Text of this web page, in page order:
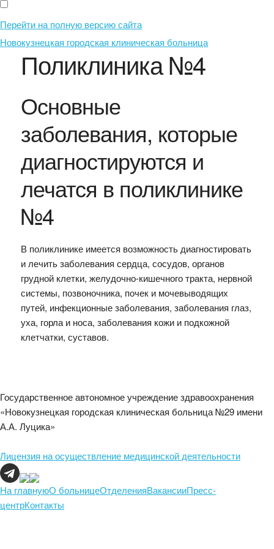
Перейти на полную версию сайта
Новокузнецкая городская клиническая больница
Поликлиника №4
Основные
заболевания, которые
диагностируются и
лечатся в поликлинике
№4
В поликлинике имеется возможность диагностировать
и лечить заболевания сердца, сосудов, органов
грудной клетки, желудочно-кишечного тракта, нервной
системы, позвоночника, почек и мочевыводящих
путей, инфекционные заболевания, заболевания глаз,
уха, горла и носа, заболевания кожи и подкожной
клетчатки, суставов.
Государственное автономное учреждение здравоохранения
«Новокузнецкая городская клиническая больница №29 имени
А.А. Луцика»
Лицензия на осуществление медицинской деятельности
На главнуюО больницеОтделенияВакансииПресс-
центрКонтакты